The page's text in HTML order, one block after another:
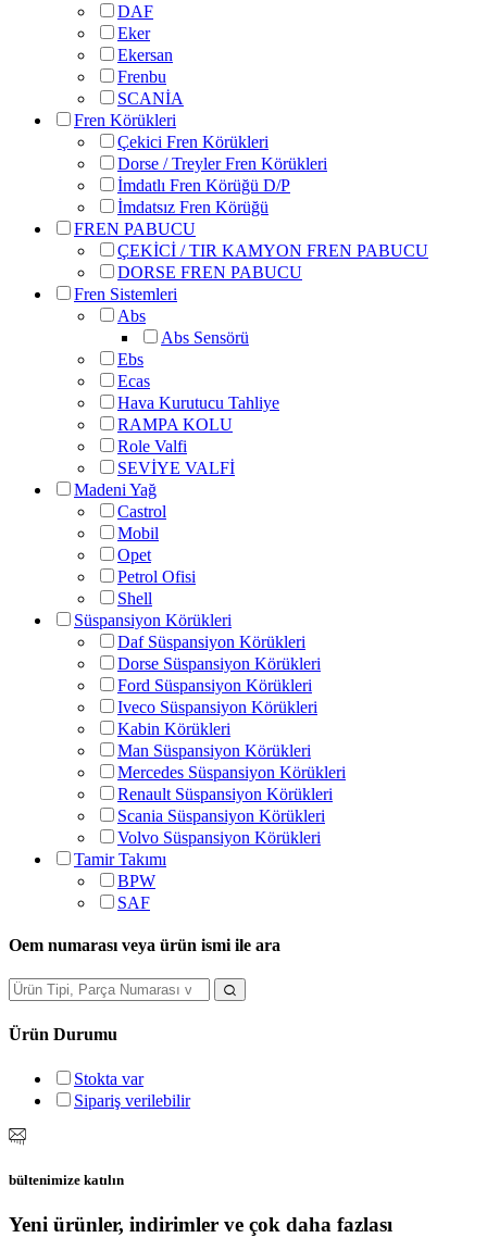
DAF
Eker
Ekersan
Frenbu
SCANİA
Fren Körükleri
Çekici Fren Körükleri
Dorse / Treyler Fren Körükleri
İmdatlı Fren Körüğü D/P
İmdatsız Fren Körüğü
FREN PABUCU
ÇEKİCİ / TIR KAMYON FREN PABUCU
DORSE FREN PABUCU
Fren Sistemleri
Abs
Abs Sensörü
Ebs
Ecas
Hava Kurutucu Tahliye
RAMPA KOLU
Role Valfi
SEVİYE VALFİ
Madeni Yağ
Castrol
Mobil
Opet
Petrol Ofisi
Shell
Süspansiyon Körükleri
Daf Süspansiyon Körükleri
Dorse Süspansiyon Körükleri
Ford Süspansiyon Körükleri
Iveco Süspansiyon Körükleri
Kabin Körükleri
Man Süspansiyon Körükleri
Mercedes Süspansiyon Körükleri
Renault Süspansiyon Körükleri
Scania Süspansiyon Körükleri
Volvo Süspansiyon Körükleri
Tamir Takımı
BPW
SAF
Oem numarası veya ürün ismi ile ara
Ürün Durumu
Stokta var
Sipariş verilebilir
bültenimize katılın
Yeni ürünler, indirimler ve çok daha fazlası